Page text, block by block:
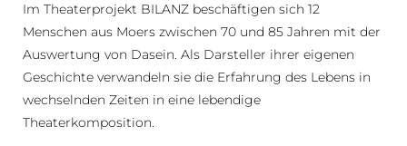
Im Theaterprojekt BILANZ beschäftigen sich 12
Menschen aus Moers zwischen 70 und 85 Jahren mit der
Auswertung von Dasein. Als Darsteller ihrer eigenen
Geschichte verwandeln sie die Erfahrung des Lebens in
wechselnden Zeiten in eine lebendige
Theaterkomposition.